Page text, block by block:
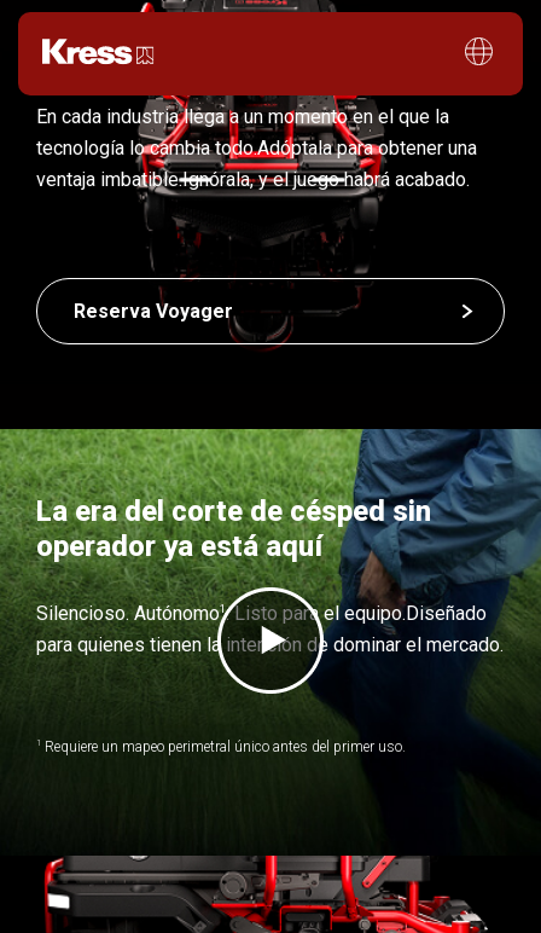
En cada industria llega a un momento en el que la
tecnología lo cambia todo.Adóptala para obtener una
ventaja imbatible.Ignórala, y el juego habrá acabado.
Reserva Voyager
La era del corte de césped sin
operador ya está aquí
Silencioso. Autónomo1. Listo para el equipo. Diseñado
para quienes tienen la intención de dominar el mercado.
1 Requiere un mapeo perimetral único antes del primer uso.